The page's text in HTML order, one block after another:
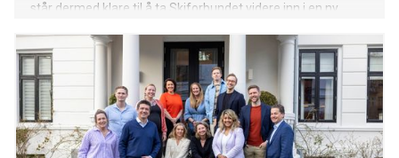
står dermed klare til å ta Skiforbundet videre inn i en ny